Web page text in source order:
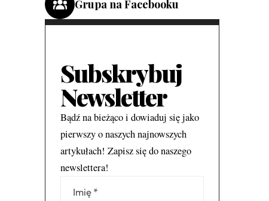
Grupa na Facebooku
Subskrybuj
Newsletter
Bądź na bieżąco i dowiaduj się jako
pierwszy o naszych najnowszych
artykułach! Zapisz się do naszego
newslettera!
Alternative: